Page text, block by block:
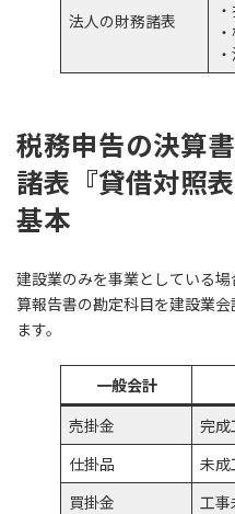
法人の財務諸表
税務申告の決算
諸表『貸借対照
基本
建設業のみを事業としている
算報告書の勘定科目を建設業
ます。
一般会計
売掛金 完成
仕掛品 未成
買掛金 工事